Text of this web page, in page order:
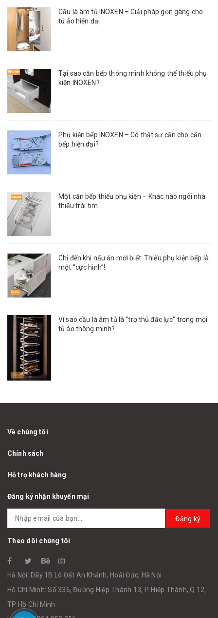
Cầu là âm tủ INOXEN – Giải pháp gọn gàng cho
tủ áo hiện đại
Tại sao căn bếp thông minh không thể thiếu phụ
kiện INOXEN?
Phụ kiện bếp INOXEN – Có thật sự cần cho căn
bếp hiện đại?
Một căn bếp thiếu phụ kiện – Khác nào ngôi nhà
thiếu trái tim
Chỉ đến khi nấu ăn mới biết: Thiếu phụ kiện bếp là
một “cực hình”!
Vì sao cầu là âm tủ là “trợ thủ đắc lực” trong mọi
tủ áo thông minh?
Về chúng tôi
Chính sách
Hỗ trợ khách hàng
Đăng ký nhận khuyến mại
Đăng ký
Theo dõi chúng tôi
Hà Nội: Dãy 1B Lô Đất An Khánh, Hoài Đức, Hà Nội
Hồ Chí Minh: Số 336, Đường Hiệp Thành 13, P. Hiệp Thành, Q.12,
TP Hồ Chí Minh